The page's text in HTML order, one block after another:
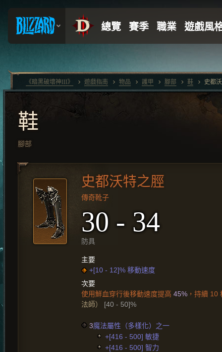
鞋
腳部
史都沃特之脛
傳奇靴子
30 - 34
防具
主要
+[10 - 12]% 移動速度
次要
使用鮮血穿行後移動速度提高 45% ，持續 10
法師）
[40 - 50]%
3魔法屬性（多樣化）之一
+[416 - 500] 敏捷
+[416 - 500] 智力
《暗黑破壞神III》 遊戲指南 物品 護甲 腳部 鞋 史都